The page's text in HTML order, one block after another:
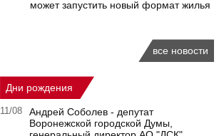
может запустить новый формат жилья
все новости
Дни рождения
11/08
Андрей Соболев - депутат
Воронежской городской Думы,